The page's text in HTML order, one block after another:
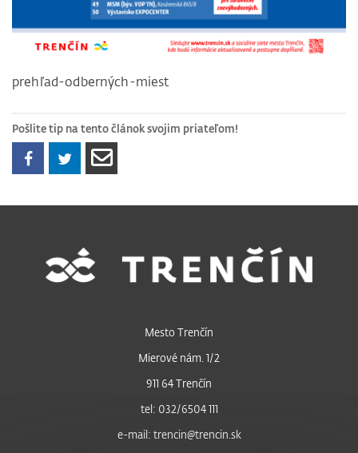
prehľad-odberných-miest
Pošlite tip na tento článok svojim priateľom!
Mesto Trenčín
Mierové nám. 1/2
911 64 Trenčín
tel: 032/6504 111
e-mail: trencin@trencin.sk